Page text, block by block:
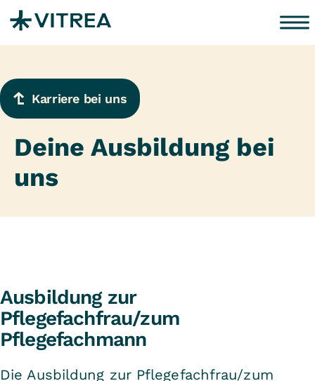
Zum Inhalt springen
Karriere bei uns
Deine Ausbildung bei
uns
Ausbildung zur
Pflegefachfrau/zum
Pflegefachmann
Die Ausbildung zur Pflegefachfrau/zum